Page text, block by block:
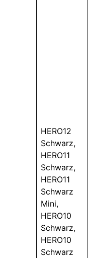
HERO12
Schwarz,
HERO11
Schwarz,
HERO11
Schwarz
Mini,
HERO10
Schwarz,
HERO10
Schwarz